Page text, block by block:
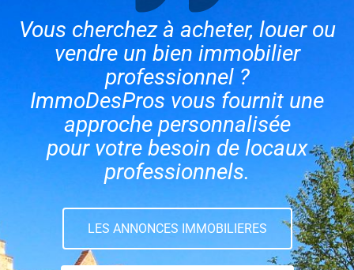
Vous cherchez à acheter, louer ou
vendre un bien immobilier
professionnel ?
ImmoDesPros vous fournit une
approche personnalisée
pour votre besoin de locaux
professionnels.
LES ANNONCES IMMOBILIERES